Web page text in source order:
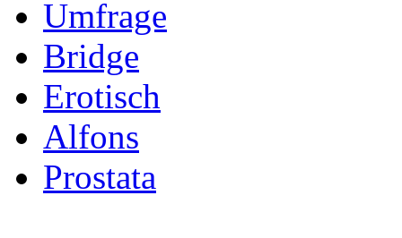
Umfrage
Bridge
Erotisch
Alfons
Prostata